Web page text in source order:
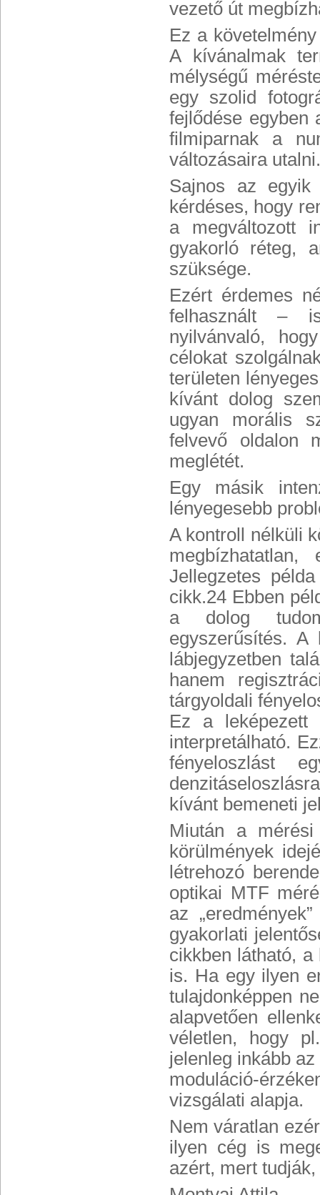
vezető út
Ez a
A kívánalmak
mélységű
egy szolid
fejlődése egyben
filmiparnak a
változásaira utalni.
Sajnos az
kérdéses, hogy
a megváltozott
gyakorló réteg,
szüksége.
Ezért érdemes
felhasznált –
nyilvánvaló,
célokat
területen
kívánt dolog
ugyan morális
felvevő oldalon
meglétét.
Egy másik
lényegesebb
A kontroll nélküli
megbízhatatlan,
Jellegzetes
cikk.24 Ebben
a dolog
egyszerűsítés. A
lábjegyzetben
hanem
tárgyoldali
Ez a leképezett
interpretálható.
fényeloszlást
kívánt bemeneti
Miután a
körülmények
létrehozó
optikai MTF
az
gyakorlati
cikkben látható,
is. Ha egy ilyen
tulajdonképpen
alapvetően
véletlen, hogy
jelenleg inkább
moduláció-
vizsgálati alapja.
Nem váratlan
ilyen cég is
azért, mert